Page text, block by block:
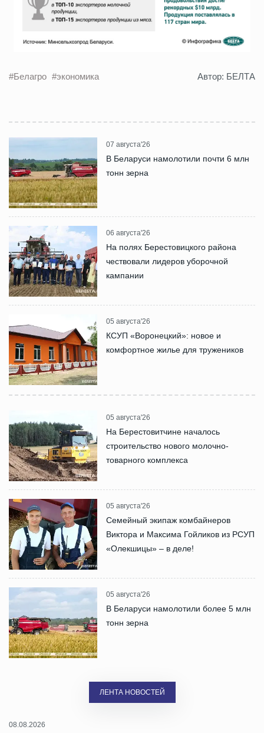
#Белагро #экономика Автор: БЕЛТА
07 августа'26
В Беларуси намолотили почти 6 млн
тонн зерна
06 августа'26
На полях Берестовицкого района
чествовали лидеров уборочной
кампании
05 августа'26
КСУП «Воронецкий»: новое и
комфортное жилье для тружеников
05 августа'26
На Берестовитчине началось
строительство нового молочно-
товарного комплекса
05 августа'26
Семейный экипаж комбайнеров
Виктора и Максима Гойликов из РСУП
«Олекшицы» – в деле!
05 августа'26
В Беларуси намолотили более 5 млн
тонн зерна
ЛЕНТА НОВОСТЕЙ
08.08.2026